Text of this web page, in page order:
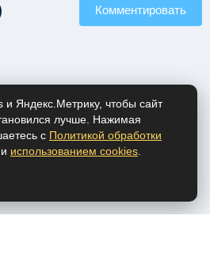
Комментировать
Яндекс.Метрику, чтобы сайт
лучше. Нажимая
с Политикой обработки
и использованием cookies